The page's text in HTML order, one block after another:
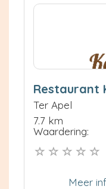
Restaurant
Ter Apel
7.7 km
Waardering:
Meer